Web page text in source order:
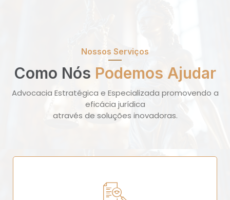
Nossos Serviços
Como Nós Podemos Ajudar
Advocacia Estratégica e Especializada promovendo a
eficácia jurídica
através de soluções inovadoras.